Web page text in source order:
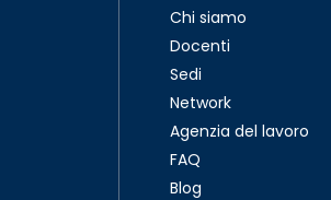
Chi siamo
Docenti
Sedi
Network
Agenzia del lavoro
FAQ
Blog